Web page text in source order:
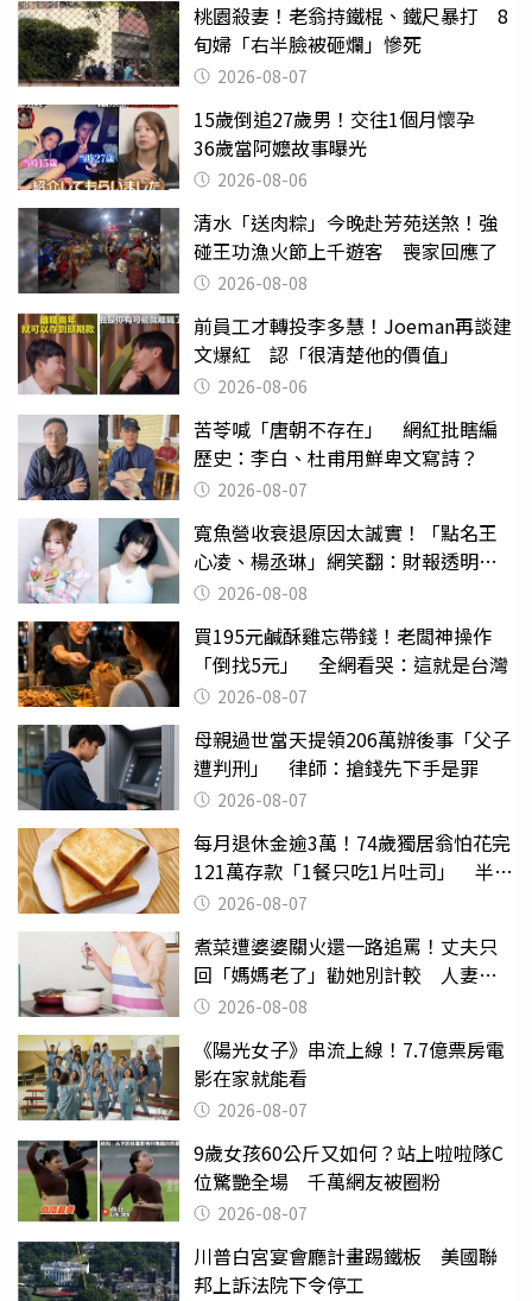
桃園殺妻！老翁持鐵棍、鐵尺暴打 8
旬婦「右半臉被砸爛」慘死
2026-08-07
15歲倒追27歲男！交往1個月懷孕
36歲當阿嬤故事曝光
2026-08-06
清水「送肉粽」今晚赴芳苑送煞！強
碰王功漁火節上千遊客 喪家回應了
2026-08-08
前員工才轉投李多慧！Joeman再談建
文爆紅 認「很清楚他的價值」
2026-08-06
苦苓喊「唐朝不存在」 網紅批瞎編
歷史：李白、杜甫用鮮卑文寫詩？
2026-08-07
寬魚營收衰退原因太誠實！「點名王
心凌、楊丞琳」網笑翻：財報透明度
滿分2026-08-08
買195元鹹酥雞忘帶錢！老闆神操作
「倒找5元」 全網看哭：這就是台灣
2026-08-07
母親過世當天提領206萬辦後事「父子
遭判刑」 律師：搶錢先下手是罪
2026-08-07
每月退休金逾3萬！74歲獨居翁怕花完
121萬存款「1餐只吃1片吐司」 半年
後暴瘦嚇壞女兒
2026-08-07
煮菜遭婆婆關火還一路追罵！丈夫只
回「媽媽老了」勸她別計較 人妻超
崩潰：我像台傭
2026-08-08
《陽光女子》串流上線！7.7億票房電
影在家就能看
2026-08-07
9歲女孩60公斤又如何？站上啦啦隊C
位驚艷全場 千萬網友被圈粉
2026-08-07
川普白宮宴會廳計畫踢鐵板 美國聯
邦上訴法院下令停工